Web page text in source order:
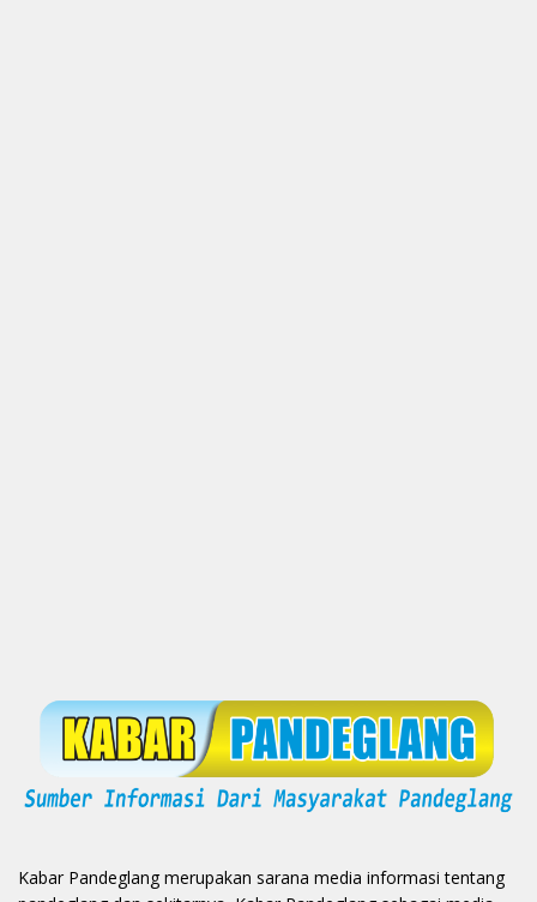
Kabar Pandeglang merupakan sarana media informasi tentang